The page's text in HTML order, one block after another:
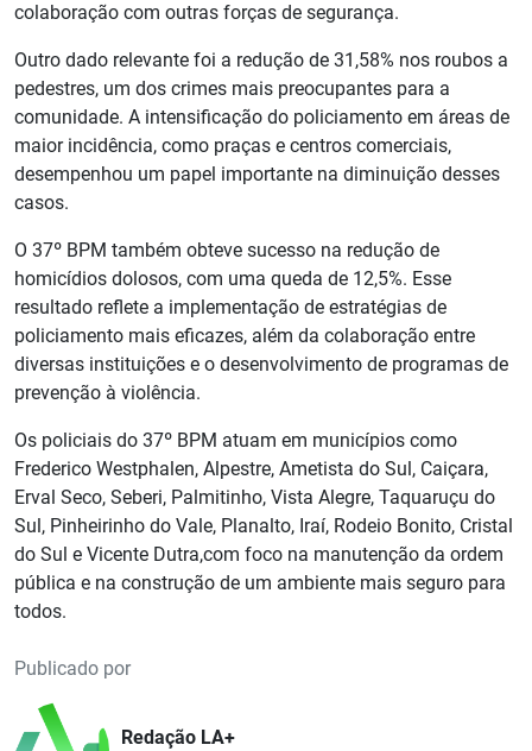
colaboração com outras forças de segurança.
Outro dado relevante foi a redução de 31,58% nos roubos a
pedestres, um dos crimes mais preocupantes para a
comunidade. A intensificação do policiamento em áreas de
maior incidência, como praças e centros comerciais,
desempenhou um papel importante na diminuição desses
casos.
O 37º BPM também obteve sucesso na redução de
homicídios dolosos, com uma queda de 12,5%. Esse
resultado reflete a implementação de estratégias de
policiamento mais eficazes, além da colaboração entre
diversas instituições e o desenvolvimento de programas de
prevenção à violência.
Os policiais do 37º BPM atuam em municípios como
Frederico Westphalen, Alpestre, Ametista do Sul, Caiçara,
Erval Seco, Seberi, Palmitinho, Vista Alegre, Taquaruçu do
Sul, Pinheirinho do Vale, Planalto, Iraí, Rodeio Bonito, Cristal
do Sul e Vicente Dutra,com foco na manutenção da ordem
pública e na construção de um ambiente mais seguro para
todos.
Publicado por
Redação LA+